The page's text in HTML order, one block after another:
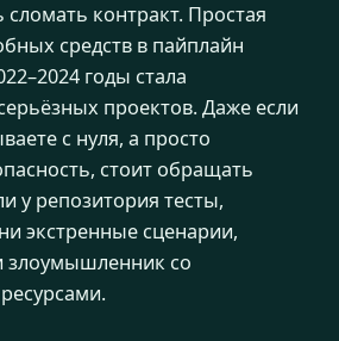
контракт. Простая
средств в пайплайн
годы стала
проектов. Даже если
с нуля, а просто
стоит обращать
у репозитория тесты,
экстренные сценарии,
злоумышленник со